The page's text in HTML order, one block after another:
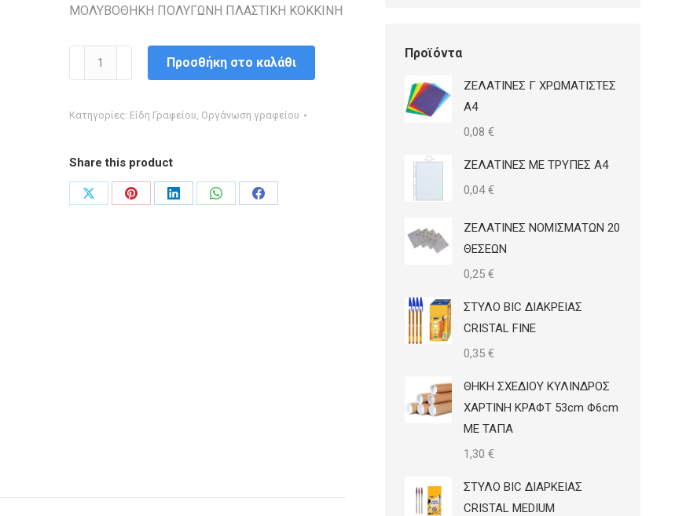
ΜΟΛΥΒΟΘΗΚΗ ΠΟΛΥΓΩΝΗ ΠΛΑΣΤΙΚΗ ΚΟΚΚΙΝΗ
ΜΟΛΥΒΟΘΗΚΗ
ΠΟΛΥΓΩΝΗ
ποσότητα
Προσθήκη στο καλάθι
Κατηγορίες: Είδη Γραφείου, Οργάνωση γραφείου
Share this product
Share
Share
Share
Share
Share
Προϊόντα
ΖΕΛΑΤΙΝΕΣ Γ ΧΡΩΜΑΤΙΣΤΕΣ
Α4
0,08 €
ΖΕΛΑΤΙΝΕΣ ΜΕ ΤΡΥΠΕΣ Α4
0,04€
ΖΕΛΑΤΙΝΕΣ ΝΟΜΙΣΜΑΤΩΝ 20
ΘΕΣΕΩΝ
0,25 €
ΣΤΥΛΟ BIC ΔΙΑΚΡΕΙΑΣ
CRISTAL FINE
0,35 €
ΘΗΚΗ ΣΧΕΔΙΟΥ ΚΥΛΙΝΔΡΟΣ
ΧΑΡΤΙΝΗ ΚΡΑΦΤ 53cm Φ6cm
ΜΕ ΤΑΠΑ
1,30 €
ΣΤΥΛΟ BIC ΔΙΑΡΚΕΙΑΣ
CRISTAL MEDIUM